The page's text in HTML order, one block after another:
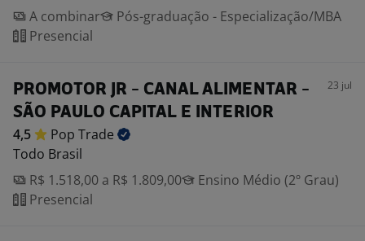
A combinar
Pós-graduação - Especialização/MBA
Presencial
PROMOTOR JR - CANAL ALIMENTAR -
SÃO PAULO CAPITAL E INTERIOR
23 jul
4,5 Pop Trade
Todo Brasil
R$ 1.518,00 a R$ 1.809,00
Ensino Médio (2º Grau)
Presencial